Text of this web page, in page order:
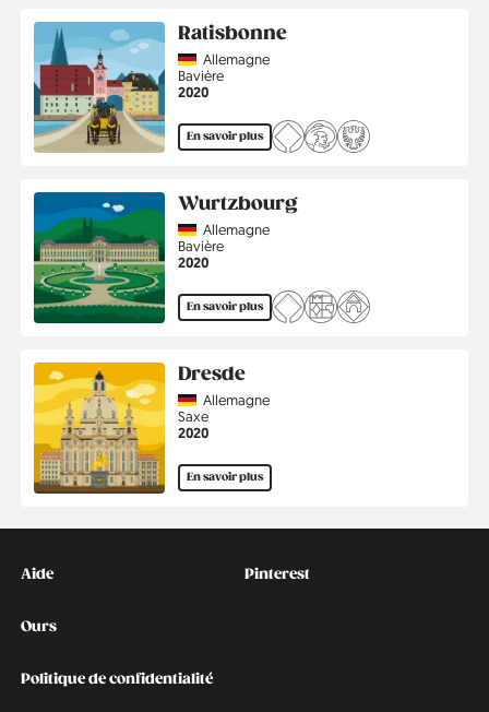
Ratisbonne
CountryAllemagne
Région
Bavière
Année
2020
En savoir plus
Wurtzbourg
CountryAllemagne
Région
Bavière
Année
2020
En savoir plus
Dresde
CountryAllemagne
Région
Saxe
Année
2020
En savoir plus
Kontakt
Aide
Ours
Politique de confidentialité
Social
Pinterest